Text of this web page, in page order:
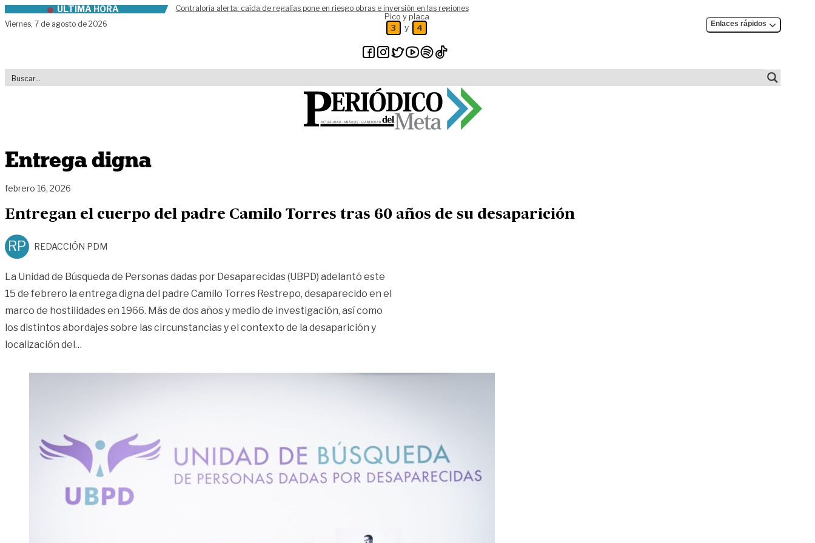
Skip to contentÚLTIMA HORA
Contraloría alerta: caída de regalías pone en riesgo obras e inversión en las regiones
Viernes, 7 de agosto de 2026
Pico y placa
3 y 4 Enlaces rápidos
Entrega digna
febrero 16, 2026
Entregan el cuerpo del padre Camilo Torres tras 60 años de su desaparición
RP REDACCIÓN PDM
La Unidad de Búsqueda de Personas dadas por Desaparecidas (UBPD) adelantó este
15 de febrero la entrega digna del padre Camilo Torres Restrepo, desaparecido en el
marco de hostilidades en 1966. Más de dos años y medio de investigación, así como
los distintos abordajes sobre las circunstancias y el contexto de la desaparición y
localización del…